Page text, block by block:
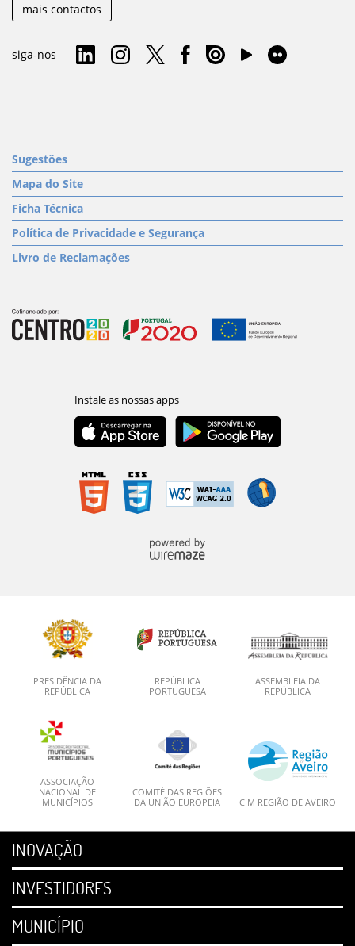
mais contactos
siga-nos
Sugestões
Mapa do Site
Ficha Técnica
Política de Privacidade e Segurança
Livro de Reclamações
PRESIDÊNCIA DA
REPÚBLICA
REPÚBLICA
PORTUGUESA
ASSEMBLEIA DA
REPÚBLICA
ASSOCIAÇÃO
NACIONAL DE
MUNICÍPIOS
COMITÉ DAS REGIÕES
DA UNIÃO EUROPEIA
CIM REGIÃO DE AVEIRO
INOVAÇÃO
INVESTIDORES
MUNICÍPIO